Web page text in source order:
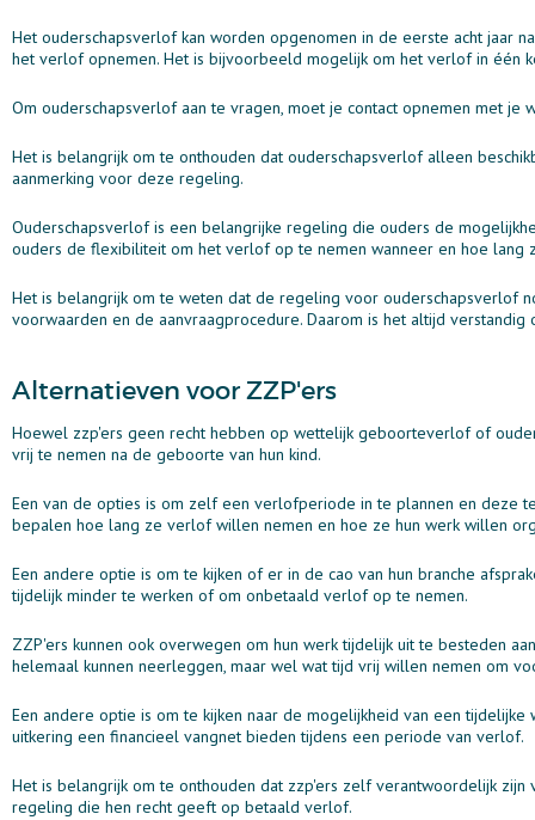
Het ouderschapsverlof kan worden opgenomen in de eerste acht jaar
het verlof opnemen. Het is bijvoorbeeld mogelijk om het verlof in
Om ouderschapsverlof aan te vragen, moet je contact opnemen met
Het is belangrijk om te onthouden dat ouderschapsverlof alleen
aanmerking voor deze regeling.
Ouderschapsverlof is een belangrijke regeling die ouders de
ouders de flexibiliteit om het verlof op te nemen wanneer en hoe lang
Het is belangrijk om te weten dat de regeling voor ouderschapsverlof
voorwaarden en de aanvraagprocedure. Daarom is het altijd
Alternatieven voor ZZP'ers
Hoewel zzp'ers geen recht hebben op wettelijk geboorteverlof of
vrij te nemen na de geboorte van hun kind.
Een van de opties is om zelf een verlofperiode in te plannen en
bepalen hoe lang ze verlof willen nemen en hoe ze hun werk willen
Een andere optie is om te kijken of er in de cao van hun branche
tijdelijk minder te werken of om onbetaald verlof op te nemen.
ZZP'ers kunnen ook overwegen om hun werk tijdelijk uit te besteden
helemaal kunnen neerleggen, maar wel wat tijd vrij willen nemen om
Een andere optie is om te kijken naar de mogelijkheid van een
uitkering een financieel vangnet bieden tijdens een periode van verlof.
Het is belangrijk om te onthouden dat zzp'ers zelf verantwoordelijk
regeling die hen recht geeft op betaald verlof.